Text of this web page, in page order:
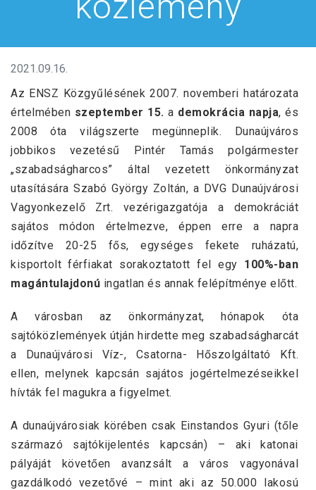
2021.09.16.
Az ENSZ Közgyűlésének 2007. novemberi határozata
értelmében szeptember 15. a demokrácia napja, és
2008 óta világszerte megünneplik. Dunaújváros
jobbikos vezetésű Pintér Tamás polgármester
„szabadságharcos” által vezetett önkormányzat
utasítására Szabó György Zoltán, a DVG Dunaújvárosi
Vagyonkezelő Zrt. vezérigazgatója a demokráciát
sajátos módon értelmezve, éppen erre a napra
időzítve 20-25 fős, egységes fekete ruházatú,
kisportolt férfiakat sorakoztatott fel egy 100%-ban
magántulajdonú ingatlan és annak felépítménye előtt.
A városban az önkormányzat, hónapok óta
sajtóközlemények útján hirdette meg szabadságharcát
a Dunaújvárosi Víz-, Csatorna- Hőszolgáltató Kft.
ellen, melynek kapcsán sajátos jogértelmezéseikkel
hívták fel magukra a figyelmet.
A dunaújvárosiak körében csak Einstandos Gyuri (tőle
származó sajtókijelentés kapcsán) – aki katonai
pályáját követően avanzsált a város vagyonával
gazdálkodó vezetővé – mint aki az 50.000 lakosú